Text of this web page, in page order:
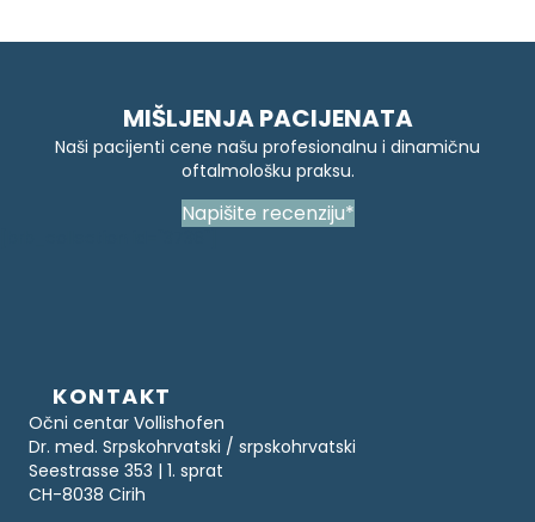
MIŠLJENJA PACIJENATA
Naši pacijenti cene našu profesionalnu i dinamičnu
oftalmološku praksu.
Napišite recenziju*
KONTAKT
Očni centar Vollishofen
Dr. med. Srpskohrvatski / srpskohrvatski
Seestrasse 353 | 1. sprat
CH-8038 Cirih